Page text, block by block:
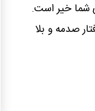
شما خیر است.
صدمه و بلا